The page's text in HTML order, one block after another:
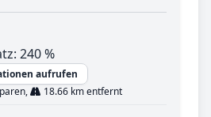
240 %
aufrufen
18.66 km entfernt